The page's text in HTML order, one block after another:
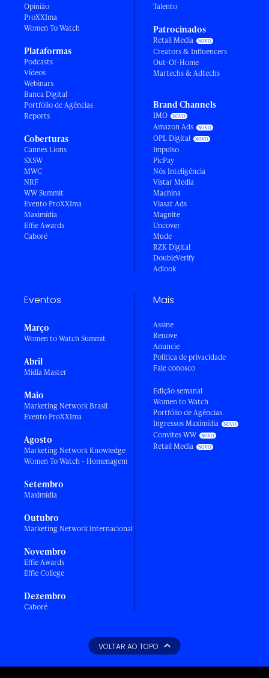
Opinião
ProXXIma
Women To Watch
Plataformas
Podcasts
Vídeos
Webinars
Banca Digital
Portfólio de Agências
Reports
Coberturas
Cannes Lions
SXSW
MWC
NRF
WW Summit
Evento ProXXIma
Maximídia
Effie Awards
Caboré
Talento
Patrocinados
Retail Media
Creators & Influencers
Out-Of-Home
Martechs & Adtechs
Brand Channels
IMO
Amazon Ads
OPL Digital
Impulso
PicPay
Nós Inteligência
Vistar Media
Machina
Viasat Ads
Magnite
Uncover
Mude
RZK Digital
DoubleVerify
Adlook
Eventos
Março
Women to Watch Summit
Abril
Mídia Master
Maio
Marketing Network Brasil
Evento ProXXIma
Agosto
Marketing Network Knowledge
Women To Watch - Homenagem
Setembro
Maximídia
Outubro
Marketing Network Internacional
Novembro
Effie Awards
Effie College
Dezembro
Caboré
Mais
Assine
Renove
Anuncie
Política de privacidade
Fale conosco
Edição semanal
Women to Watch
Portfólio de Agências
Ingressos Maximídia
Convites WW
Retail Media
VOLTAR AO TOPO